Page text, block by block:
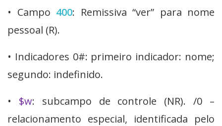
• Campo 400: Remissiva “ver” para nome
pessoal (R).
• Indicadores 0#: primeiro indicador: nome;
segundo: indefinido.
• $w: subcampo de controle (NR). /0 –
relacionamento especial, identificada pelo